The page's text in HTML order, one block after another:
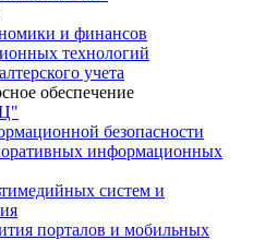
и финансов
технологий
учета
обеспечение
безопасности
информационных
систем и
порталов и мобильных